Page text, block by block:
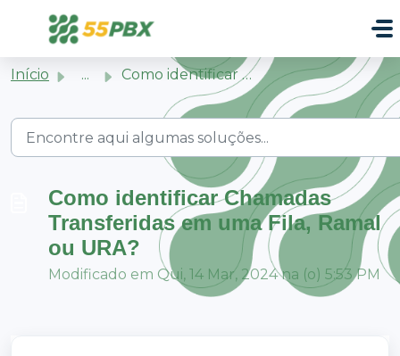
Início ... Como identificar Chamadas Transferidas em uma Fila, Ramal...
Como identificar Chamadas
Transferidas em uma Fila, Ramal
ou URA?
Modificado em Qui, 14 Mar, 2024 na (o) 5:53 PM